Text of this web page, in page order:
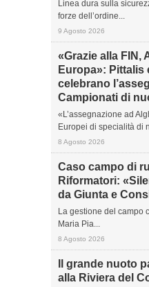
Linea dura sulla
forze dell’ordine...
9 Agosto 2026
«Grazie alla FIN,
Europa»: Pittalis
celebrano
Campionati di
«L’assegnazione ad
Europei di specialità di
8 Agosto 2026
Caso campo di
Riformatori:
da Giunta e
La gestione del campo
Maria Pia...
8 Agosto 2026
Il grande nuoto
alla Riviera del